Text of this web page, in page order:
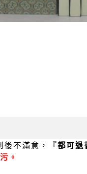
後不滿意，『都可退
。